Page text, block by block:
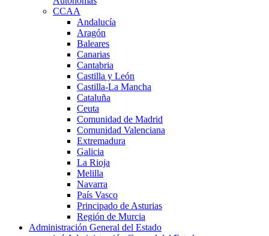
CCAA
Andalucía
Aragón
Baleares
Canarias
Cantabria
Castilla y León
Castilla-La Mancha
Cataluña
Ceuta
Comunidad de Madrid
Comunidad Valenciana
Extremadura
Galicia
La Rioja
Melilla
Navarra
País Vasco
Principado de Asturias
Región de Murcia
Administración General del Estado